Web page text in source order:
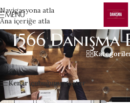
Navigasyona atla
Ana içeriğe atla
MENÜ
1566
Home»1566 Danışma Bankoları
Kenar çubuğunu göster